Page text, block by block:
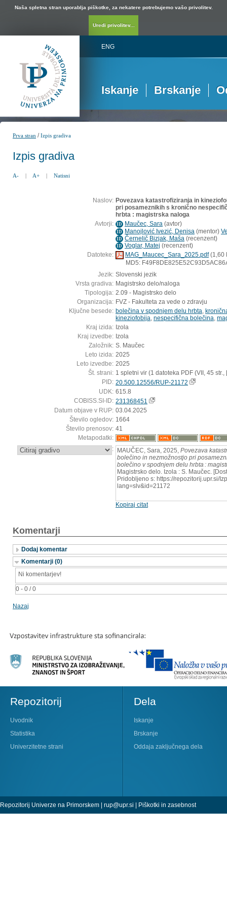
Naša spletna stran uporablja piškotke, za nekatere potrebujemo vašo privolitev.
Uredi privolitev...
ENG
Iskanje Brskanje
Prva stran /Izpis gradiva
Izpis gradiva
A- | A+ | Natisni
Naslov: Povezava katastrofiziranja in
pri posameznikih s kronično
hrbta : magistrska naloga
Avtorji: ID Maučec, Sara (avtor)
ID Manojlović Ivezić, Denisa (mentor)
ID Černelič Bizjak, Maša (recenzent)
ID Voglar, Matej (recenzent)
Datoteke:
MAG_Maucec_Sara_2025.pdf(1,60
MD5:
Jezik: Slovenski jezik
Vrsta gradiva: Magistrsko delo/naloga
Tipologija: 2.09 - Magistrsko delo
Organizacija: FVZ - Fakulteta za vede o zdravju
Ključne besede: bolečina v spodnjem delu hrbta
kineziofobija nespecifična bolečina
Kraj izida: Izola
Kraj izvedbe: Izola
Založnik: S. Maučec
Leto izida: 2025
Leto izvedbe: 2025
Št. strani: 1 spletni vir (1 datoteka PDF (VII, 45 str.,
PID: 20.500.12556/RUP-21172
UDK: 615.8
COBISS.SI-ID: 231368451
Datum objave v RUP: 03.04.2025
Število ogledov: 1664
Število prenosov: 41
Metapodatki:
: MAUČEC, Sara, 2025, Povezava
bolečino in nezmožnostjo pri
bolečino v spodnjem delu hrbta :
Magistrsko delo. Izola : S. Maučec.
Pridobljeno s: https://repozitorij.upr.si/
lang=slv&id=21172
Kopiraj citat
Komentarji
Dodaj komentar
Komentarji (0)
0 - 0 / 0
Ni komentarjev!
Nazaj
Repozitorij
Uvodnik
Statistika
Univerzitetne strani
Dela
Iskanje
Brskanje
Oddaja zaključnega dela
Repozitorij Univerze na Primorskem | rup@upr.si Piškotki in zasebnost